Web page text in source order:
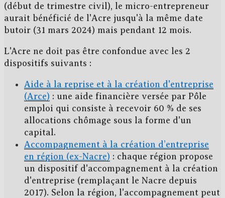
(début de trimestre civil), le micro-entrepreneur
aurait bénéficié de l'Acre jusqu'à la même date
butoir (31 mars 2024) mais pendant 12 mois.
L'Acre ne doit pas être confondue avec les 2
dispositifs suivants :
Aide à la reprise et à la création d'entreprise
(Arce) : une aide financière versée par Pôle
emploi qui consiste à recevoir 60 % de ses
allocations chômage sous la forme d'un
capital.
Accompagnement à la création d’entreprise
en région (ex-Nacre) : chaque région propose
un dispositif d'accompagnement à la création
d'entreprise (remplaçant le Nacre depuis
2017). Selon la région, l'accompagnement peut